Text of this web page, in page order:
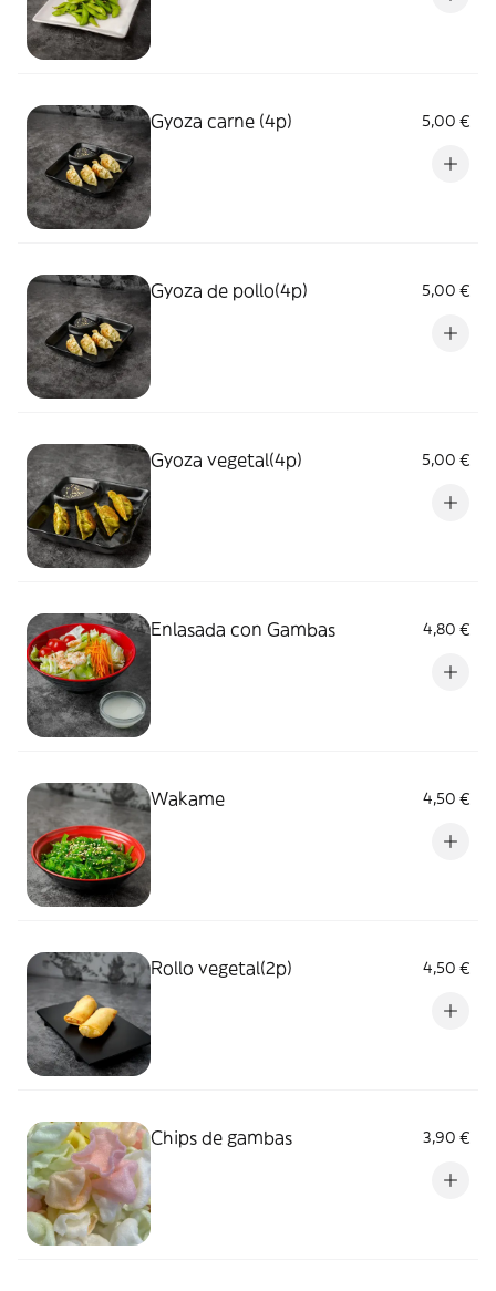
Gyoza carne (4p) 5,00 €
Gyoza de pollo(4p) 5,00 €
Gyoza vegetal(4p) 5,00 €
Enlasada con Gambas 4,80 €
Wakame 4,50 €
Rollo vegetal(2p) 4,50 €
Chips de gambas 3,90 €